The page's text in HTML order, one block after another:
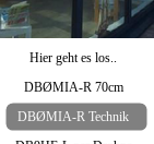
Hier geht es los..
DBØMIA-R 70cm
DBØMIA-R Technik